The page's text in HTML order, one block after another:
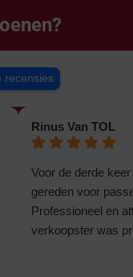
recensies
Rinus Van TOL
Voor de derde
gereden voor
Professioneel en
verkoopster was